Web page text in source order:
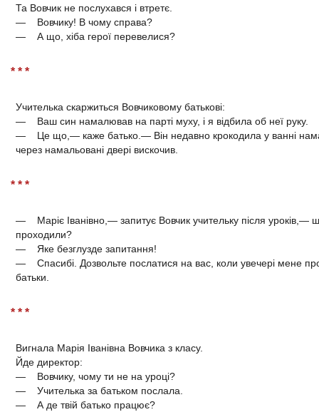
Та Вовчик не послухався і втретє.
— Вовчику! В чому справа?
— А що, хіба герої перевелися?
* * *
Учителька скаржиться Вовчиковому батькові:
— Ваш син намалював на парті муху, і я відбила об неї руку.
— Це що,— каже батько.— Він недавно крокодила у ванні
через намальовані двері вискочив.
* * *
— Маріє Іванівно,— запитує Вовчик учительку після уроків,—
проходили?
— Яке безглузде запитання!
— Спасибі. Дозвольте послатися на вас, коли увечері мене
батьки.
* * *
Вигнала Марія Іванівна Вовчика з класу.
Йде директор:
— Вовчику, чому ти не на уроці?
— Учителька за батьком послала.
— А де твій батько працює?